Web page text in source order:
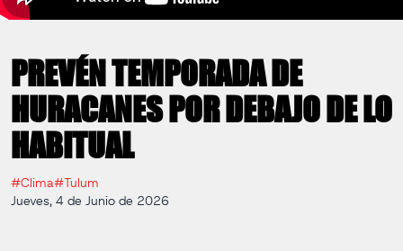
PREVÉN TEMPORADA DE
HURACANES POR DEBAJO DE LO
HABITUAL
#Clima#Tulum
Jueves, 4 de Junio de 2026